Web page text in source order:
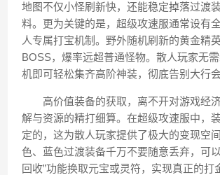
地图不仅小怪刷新快，还能稳定掉落过渡
料。更为关键的是，超级攻速服通常设有
人专属打宝机制。野外随机刷新的黄金精
BOSS，爆率远超普通怪物。散人玩家无
机即可轻松集齐高阶神装，彻底告别大行
高价值装备的获取，离不开对游戏经
解与资源的精打细算。在超级攻速服中，
定的，这为散人玩家提供了极大的变现空
色、蓝色过渡装备千万不要随意丢弃，可
回收”功能换取元宝或灵符，实现真正的打